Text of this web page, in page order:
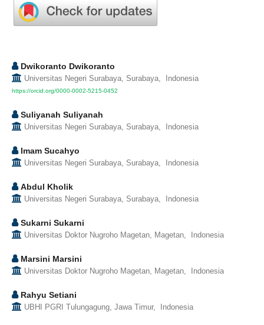
Dwikoranto Dwikoranto
Universitas Negeri Surabaya, Surabaya, Indonesia
https://orcid.org/0000-0002-5215-0452
Suliyanah Suliyanah
Universitas Negeri Surabaya, Surabaya, Indonesia
Imam Sucahyo
Universitas Negeri Surabaya, Surabaya, Indonesia
Abdul Kholik
Universitas Negeri Surabaya, Surabaya, Indonesia
Sukarni Sukarni
Universitas Doktor Nugroho Magetan, Magetan, Indonesia
Marsini Marsini
Universitas Doktor Nugroho Magetan, Magetan, Indonesia
Rahyu Setiani
UBHI PGRI Tulungagung, Jawa Timur, Indonesia